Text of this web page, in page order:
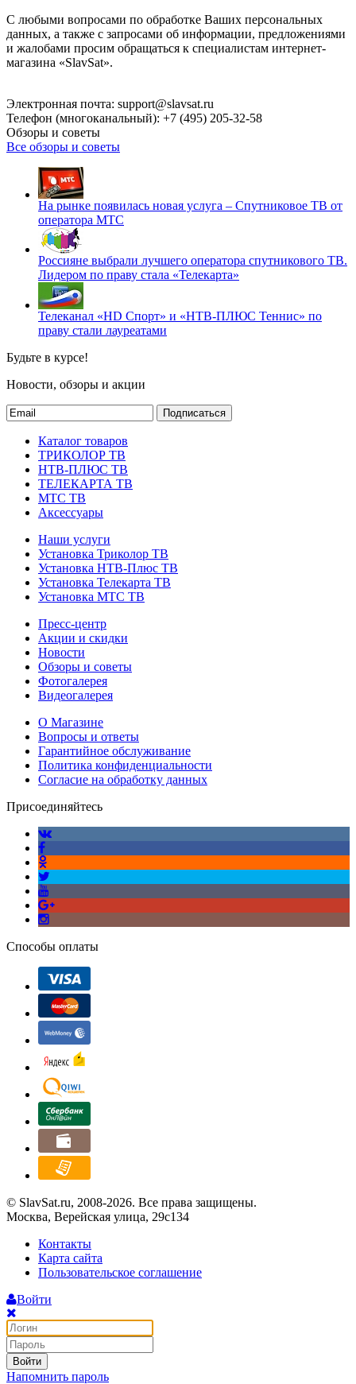
С любыми вопросами по обработке Ваших персональных
данных, а также с запросами об информации, предложениями
и жалобами просим обращаться к специалистам интернет-
магазина «SlavSat».
Электронная почта: support@slavsat.ru
Телефон (многоканальный): +7 (495) 205-32-58
Обзоры и советы
Все обзоры и советы
На рынке появилась новая услуга – Спутниковое ТВ от
оператора МТС
Россияне выбрали лучшего оператора спутникового ТВ.
Лидером по праву стала «Телекарта»
Телеканал «HD Спорт» и «НТВ-ПЛЮС Теннис» по
праву стали лауреатами
Будьте в курсе!
Новости, обзоры и акции
Подписаться
Каталог товаров
ТРИКОЛОР ТВ
НТВ-ПЛЮС ТВ
ТЕЛЕКАРТА ТВ
МТС ТВ
Аксессуары
Наши услуги
Установка Триколор ТВ
Установка НТВ-Плюс ТВ
Установка Телекарта ТВ
Установка МТС ТВ
Пресс-центр
Акции и скидки
Новости
Обзоры и советы
Фотогалерея
Видеогалерея
О Магазине
Вопросы и ответы
Гарантийное обслуживание
Политика конфиденциальности
Согласие на обработку данных
Присоединяйтесь
Способы оплаты
© SlavSat.ru, 2008-2026. Все права защищены.
Москва, Верейская улица, 29с134
Контакты
Карта сайта
Пользовательское соглашение
Войти
Войти
Напомнить пароль